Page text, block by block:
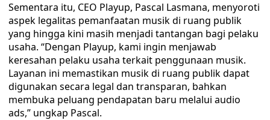
Sementara itu, CEO Playup, Pascal Lasmana, menyoroti
aspek legalitas pemanfaatan musik di ruang publik
yang hingga kini masih menjadi tantangan bagi pelaku
usaha. “Dengan Playup, kami ingin menjawab
keresahan pelaku usaha terkait penggunaan musik.
Layanan ini memastikan musik di ruang publik dapat
digunakan secara legal dan transparan, bahkan
membuka peluang pendapatan baru melalui audio
ads,” ungkap Pascal.